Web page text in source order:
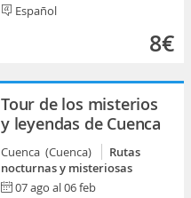
Español
8€
Tour de los misterios
y leyendas de Cuenca
Cuenca (Cuenca)
Rutas
nocturnas y misteriosas
07 ago al 06 feb